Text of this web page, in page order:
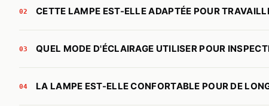
02 CETTE LAMPE EST-ELLE ADAPTÉE POUR
03 QUEL MODE D'ÉCLAIRAGE UTILISER POUR
04 LA LAMPE EST-ELLE CONFORTABLE POUR DE